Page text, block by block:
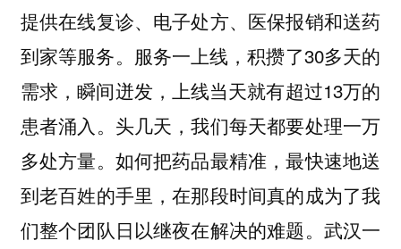
提供在线复诊、电子处方、医保报销和送药
到家等服务。服务一上线，积攒了30多天的
需求，瞬间迸发，上线当天就有超过13万的
患者涌入。头几天，我们每天都要处理一万
多处方量。如何把药品最精准，最快速地送
到老百姓的手里，在那段时间真的成为了我
们整个团队日以继夜在解决的难题。武汉一